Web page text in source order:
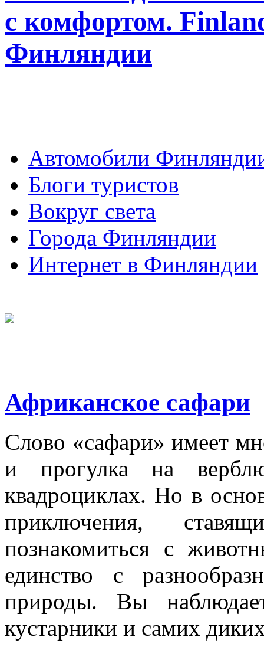
с комфортом.
Финляндии
Автомобили
Блоги туристов
Вокруг света
Города Финляндии
Интернет в Финляндии
Африканское сафари
Слово «сафари» имеет
и прогулка на
квадроциклах. Но в
приключения,
познакомиться с
единство с
природы. Вы
кустарники и самих